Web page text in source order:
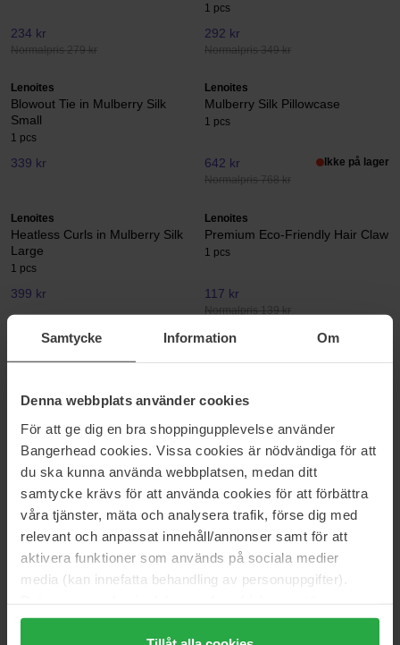
Samtycke Information Om
Denna webbplats använder cookies
För att ge dig en bra shoppingupplevelse använder
Bangerhead cookies. Vissa cookies är nödvändiga för att
du ska kunna använda webbplatsen, medan ditt
samtycke krävs för att använda cookies för att förbättra
våra tjänster, mäta och analysera trafik, förse dig med
relevant och anpassat innehåll/annonser samt för att
aktivera funktioner som används på sociala medier
media (kan innefatta behandling av personuppgifter).
Genom att trycka på "Tillåt alla cookies" accepterar du
234 kr
Normalpris 279 kr
1 pcs
292 kr
Normalpris 349 kr
Lenoites
Blowout Tie in Mulberry Silk
Small
1 pcs
339 kr
Lenoites
Mulberry Silk Pillowcase
1 pcs
642 kr
Normalpris 768 kr
Ikke på lager
Lenoites
Heatless Curls in Mulberry Silk
Large
1 pcs
399 kr
Lenoites
Premium Eco-Friendly Hair Claw
1 pcs
117 kr
Normalpris 139 kr
Eco-Friendly Flat Hair Clip
139 kr
Heatless Curls in Mulberry Silk
1 pcs
339 kr
Lenoites
Mulberry Silk Scrunchie
1 pcs
175 kr
Normalpris 209 kr
Lenoites
Heatless Curls Unicorn One Size
1 pcs
339 kr
Medium
1 pcs